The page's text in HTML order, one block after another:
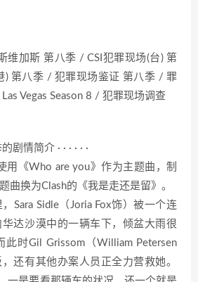
维加斯 第八季 / CSI犯罪现场(台) 第
) 第八季 / 犯罪现场鉴证 第八季 / 罪
Vegas Season 8 / 犯罪现场调查
情简介 · · · · · ·
用《Who are you》作为主题曲，制
曲换为Clash的《我是走还是留》。
Sara Sidle（Joria Fox饰）被一个连
达沙漠中的一辆车下，倾盆大雨很
时Gil Grissom（William Petersen
还有其他办案人员正全力营救她。